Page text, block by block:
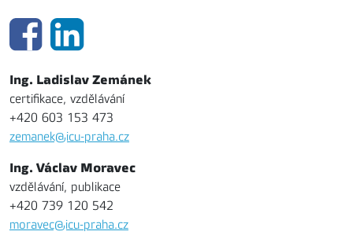
Ing. Ladislav Zemánek
certifikace, vzdělávání
+420 603 153 473
zemanek@icu-praha.cz
Ing. Václav Moravec
vzdělávání, publikace
+420 739 120 542
moravec@icu-praha.cz